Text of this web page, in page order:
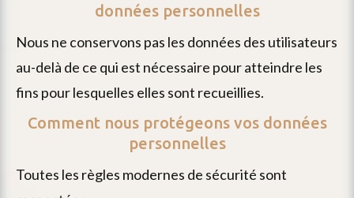
données personnelles
nous ne conservons pas les données des utilisateurs
au-delà de ce qui est nécessaire pour atteindre les
fins pour lesquelles elles sont recueillies.
Comment nous protégeons vos données
personnelles
toutes les règles modernes de sécurité sont